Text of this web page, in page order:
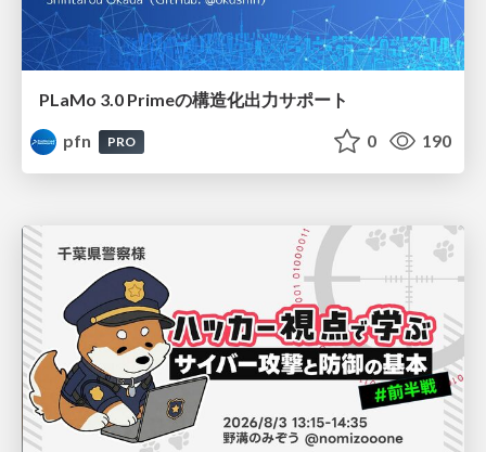
PLaMo 3.0 Primeの構造化出力サポート
pfn
PRO 0 190